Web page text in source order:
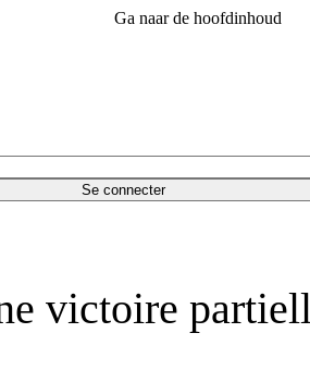
Ga naar de hoofdinhoud
Se connecter
victoire